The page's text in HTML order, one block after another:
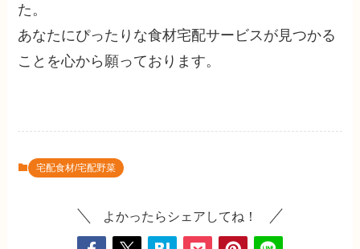
た。
あなたにぴったりな食材宅配サービスが見つかる
ことを心から願っております。
宅配食材/宅配野菜
よかったらシェアしてね！